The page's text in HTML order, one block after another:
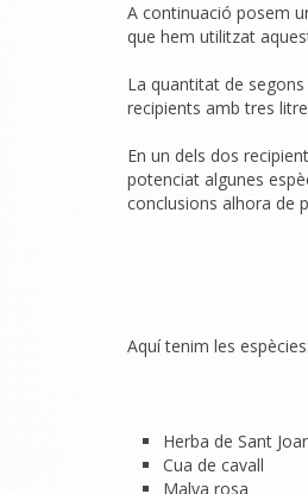
A continuació posem
que hem utilitzat
La quantitat de
recipients amb tres
En un dels dos
potenciat algunes
conclusions alhora de
Aquí tenim les espècies:
Herba de Sant
Cua de cavall
Malva rosa